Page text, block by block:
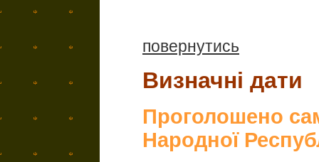
повернутись
Визначні дати
Проголошено
Народної